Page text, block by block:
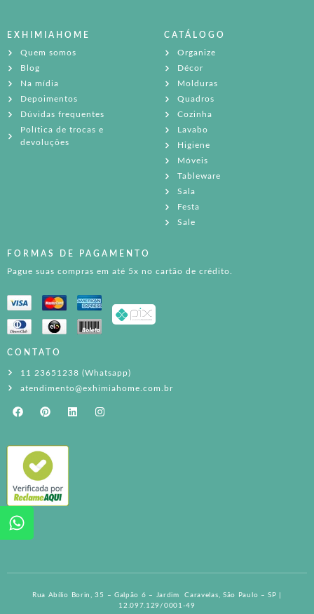
EXHIMIAHOME
Quem somos
Blog
Na mídia
Depoimentos
Dúvidas frequentes
Política de trocas e
devoluções
CATÁLOGO
Organize
Décor
Molduras
Quadros
Cozinha
Lavabo
Higiene
Móveis
Tableware
Sala
Festa
Sale
FORMAS DE PAGAMENTO
Pague suas compras em até 5x no cartão de crédito.
CONTATO
11 23651238 (Whatsapp)
atendimento@exhimiahome.com.br
Rua Abílio Borin, 35 – Galpão 6 – Jardim Caravelas, São Paulo – SP |
12.097.129/0001-49